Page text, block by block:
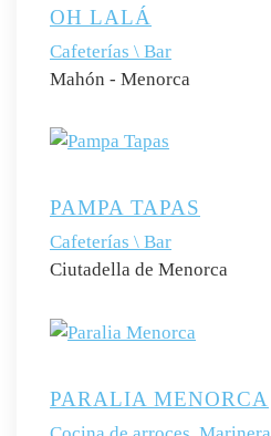
OH LALÁ
Cafeterías \ Bar
Mahón - Menorca
PAMPA TAPAS
Cafeterías \ Bar
Ciutadella de Menorca
PARALIA MENORCA